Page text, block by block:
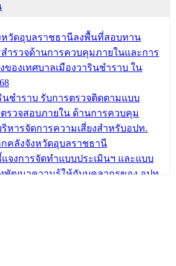
หวัดอุบลราชธานีลงพื้นที่สอบทาน
ำรวจด้านการควบคุมภายในและการ
ของเทศบาลเมืองวารินชำราบ ใน
นชำราบ รับการตรวจติดตามแบบ
รวจสอบภายใน ด้านการควบคุม
หารจัดการความเสี่ยงสำหรับอปท.
กคลังจังหวัดอุบลราชธานี
จงการจัดทำแบบประเมินฯ และแบบ
พัฒนาความรู้ให้กับบุคลากรของ อปท.